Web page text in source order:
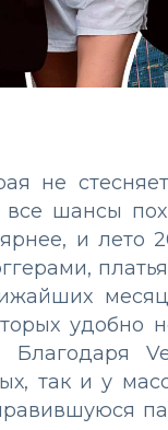
не
шансы
и лето
удобно
Благодаря
так и у